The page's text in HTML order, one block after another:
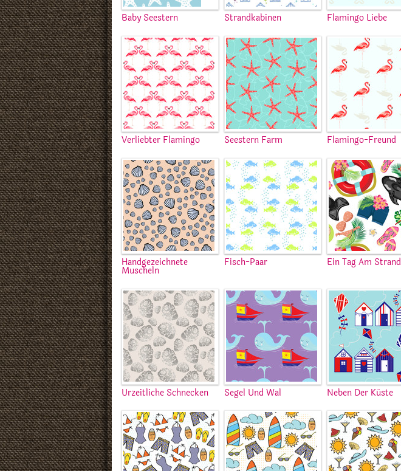
Baby Seestern Strandkabinen Flamingo Liebe
Verliebter Flamingo Seestern Farm Flamingo-Freund
Handgezeichnete
Muscheln
Fisch-Paar Ein Tag Am Strand
Urzeitliche Schnecken Segel Und Wal Neben Der Küste